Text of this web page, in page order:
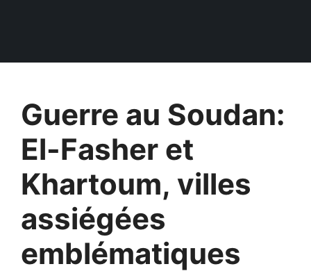
Guerre au Soudan:
El-Fasher et
Khartoum, villes
assiégées
emblématiques